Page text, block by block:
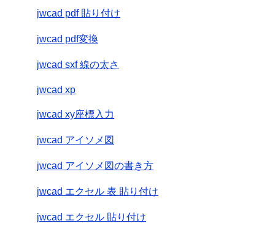
jwcad pdf 貼り付け
jwcad pdf変換
jwcad sxf 線の太さ
jwcad xp
jwcad xy座標入力
jwcad アイソメ図
jwcad アイソメ図の書き方
jwcad エクセル 表 貼り付け
jwcad エクセル 貼り付け